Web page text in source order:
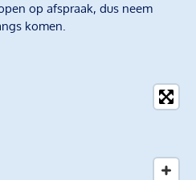
op afspraak, dus neem
komen.